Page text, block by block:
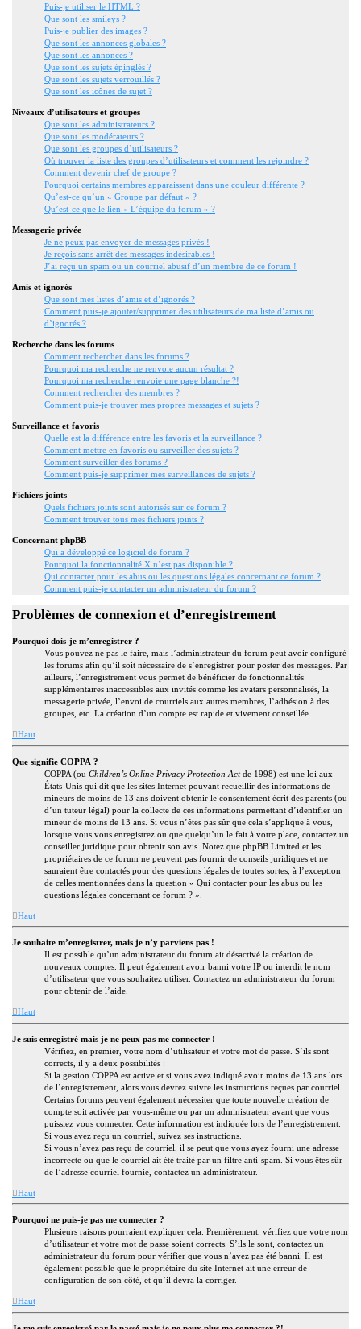
Puis-je utiliser le HTML ?
Que sont les smileys ?
Puis-je publier des images ?
Que sont les annonces globales ?
Que sont les annonces ?
Que sont les sujets épinglés ?
Que sont les sujets verrouillés ?
Que sont les icônes de sujet ?
Niveaux d’utilisateurs et groupes
Que sont les administrateurs ?
Que sont les modérateurs ?
Que sont les groupes d’utilisateurs ?
Où trouver la liste des groupes d’utilisateurs et comment les rejoindre ?
Comment devenir chef de groupe ?
Pourquoi certains membres apparaissent dans une couleur différente ?
Qu’est-ce qu’un « Groupe par défaut » ?
Qu’est-ce que le lien « L’équipe du forum » ?
Messagerie privée
Je ne peux pas envoyer de messages privés !
Je reçois sans arrêt des messages indésirables !
J’ai reçu un spam ou un courriel abusif d’un membre de ce forum !
Amis et ignorés
Que sont mes listes d’amis et d’ignorés ?
Comment puis-je ajouter/supprimer des utilisateurs de ma liste d’amis ou
d’ignorés ?
Recherche dans les forums
Comment rechercher dans les forums ?
Pourquoi ma recherche ne renvoie aucun résultat ?
Pourquoi ma recherche renvoie une page blanche ?!
Comment rechercher des membres ?
Comment puis-je trouver mes propres messages et sujets ?
Surveillance et favoris
Quelle est la différence entre les favoris et la surveillance ?
Comment mettre en favoris ou surveiller des sujets ?
Comment surveiller des forums ?
Comment puis-je supprimer mes surveillances de sujets ?
Fichiers joints
Quels fichiers joints sont autorisés sur ce forum ?
Comment trouver tous mes fichiers joints ?
Concernant phpBB
Qui a développé ce logiciel de forum ?
Pourquoi la fonctionnalité X n’est pas disponible ?
Qui contacter pour les abus ou les questions légales concernant ce forum ?
Comment puis-je contacter un administrateur du forum ?
Problèmes de connexion et d’enregistrement
Pourquoi dois-je m’enregistrer ?
Vous pouvez ne pas le faire, mais l’administrateur du forum peut avoir configuré
les forums afin qu’il soit nécessaire de s’enregistrer pour poster des messages. Par
ailleurs, l’enregistrement vous permet de bénéficier de fonctionnalités
supplémentaires inaccessibles aux invités comme les avatars personnalisés, la
messagerie privée, l’envoi de courriels aux autres membres, l’adhésion à des
groupes, etc. La création d’un compte est rapide et vivement conseillée.
Haut
Que signifie COPPA ?
COPPA (ou Children’s Online Privacy Protection Actde 1998) est une loi aux
États-Unis qui dit que les sites Internet pouvant recueillir des informations de
mineurs de moins de 13 ans doivent obtenir le consentement écrit des parents (ou
d’un tuteur légal) pour la collecte de ces informations permettant d’identifier un
mineur de moins de 13 ans. Si vous n’êtes pas sûr que cela s’applique à vous,
lorsque vous vous enregistrez ou que quelqu’un le fait à votre place, contactez un
conseiller juridique pour obtenir son avis. Notez que phpBB Limited et les
propriétaires de ce forum ne peuvent pas fournir de conseils juridiques et ne
sauraient être contactés pour des questions légales de toutes sortes, à l’exception
de celles mentionnées dans la question « Qui contacter pour les abus ou les
questions légales concernant ce forum ? ».
Haut
Je souhaite m’enregistrer, mais je n’y parviens pas !
Il est possible qu’un administrateur du forum ait désactivé la création de
nouveaux comptes. Il peut également avoir banni votre IP ou interdit le nom
d’utilisateur que vous souhaitez utiliser. Contactez un administrateur du forum
pour obtenir de l’aide.
Haut
Je suis enregistré mais je ne peux pas me connecter !
Vérifiez, en premier, votre nom d’utilisateur et votre mot de passe. S’ils sont
corrects, il y a deux possibilités :
Si la gestion COPPA est active et si vous avez indiqué avoir moins de 13 ans lors
de l’enregistrement, alors vous devrez suivre les instructions reçues par courriel.
Certains forums peuvent également nécessiter que toute nouvelle création de
compte soit activée par vous-même ou par un administrateur avant que vous
puissiez vous connecter. Cette information est indiquée lors de l’enregistrement.
Si vous avez reçu un courriel, suivez ses instructions.
Si vous n’avez pas reçu de courriel, il se peut que vous ayez fourni une adresse
incorrecte ou que le courriel ait été traité par un filtre anti-spam. Si vous êtes sûr
de l’adresse courriel fournie, contactez un administrateur.
Haut
Pourquoi ne puis-je pas me connecter ?
Plusieurs raisons pourraient expliquer cela. Premièrement, vérifiez que votre nom
d’utilisateur et votre mot de passe soient corrects. S’ils le sont, contactez un
administrateur du forum pour vérifier que vous n’avez pas été banni. Il est
également possible que le propriétaire du site Internet ait une erreur de
configuration de son côté, et qu’il devra la corriger.
Haut